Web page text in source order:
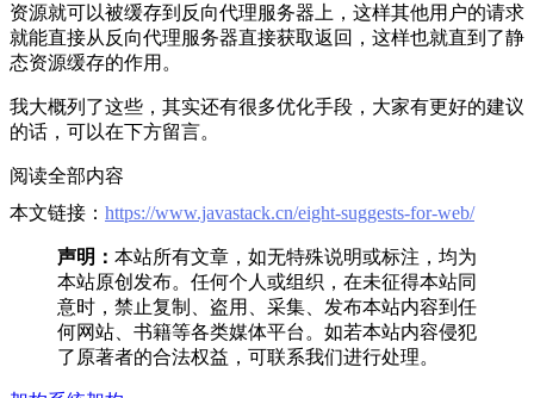
资源就可以被缓存到反向代理服务器上，这样其他用户的请求
就能直接从反向代理服务器直接获取返回，这样也就直到了静
态资源缓存的作用。
我大概列了这些，其实还有很多优化手段，大家有更好的建议
的话，可以在下方留言。
阅读全部内容
本文链接： https://www.javastack.cn/eight-suggests-for-web/
声明： 本站所有文章，如无特殊说明或标注，均为
本站原创发布。任何个人或组织，在未征得本站同
意时，禁止复制、盗用、采集、发布本站内容到任
何网站、书籍等各类媒体平台。如若本站内容侵犯
了原著者的合法权益，可联系我们进行处理。